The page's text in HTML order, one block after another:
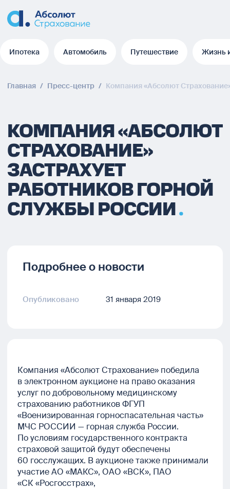
Ипотека Автомобиль Путешествие Жизнь
Главная / Пресс-центр / Компания «Абсолют
КОМПАНИЯ «АБСОЛЮТ
СТРАХОВАНИЕ»
ЗАСТРАХУЕТ
РАБОТНИКОВ ГОРНОЙ
СЛУЖБЫ РОССИИ
Подробнее о новости
Опубликовано 31 января 2019
Компания «Абсолют Страхование» победила
в электронном аукционе на право оказания
услуг по добровольному медицинскому
страхованию работников ФГУП
«Военизированная горноспасательная часть»
МЧС РОССИИ — горная служба России.
По условиям государственного контракта
страховой защитой будут обеспечены
60 госслужащих. В аукционе также принимали
участие АО «МАКС», ОАО «ВСК», ПАО
«СК «Росгосстрах»,